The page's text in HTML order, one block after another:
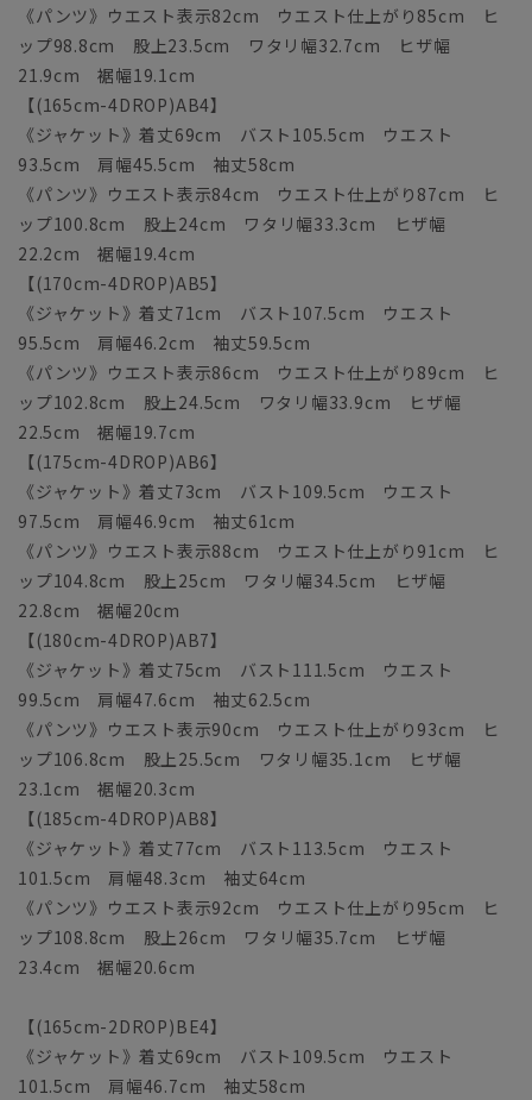
《パンツ》ウエスト表示82cm ウエスト仕上がり85cm ヒ
ップ98.8cm 股上23.5cm ワタリ幅32.7cm ヒザ幅
21.9cm 裾幅19.1cm
【(165cm-4DROP)AB4】
《ジャケット》着丈69cm バスト105.5cm ウエスト
93.5cm 肩幅45.5cm 袖丈58cm
《パンツ》ウエスト表示84cm ウエスト仕上がり87cm ヒ
ップ100.8cm 股上24cm ワタリ幅33.3cm ヒザ幅
22.2cm 裾幅19.4cm
【(170cm-4DROP)AB5】
《ジャケット》着丈71cm バスト107.5cm ウエスト
95.5cm 肩幅46.2cm 袖丈59.5cm
《パンツ》ウエスト表示86cm ウエスト仕上がり89cm ヒ
ップ102.8cm 股上24.5cm ワタリ幅33.9cm ヒザ幅
22.5cm 裾幅19.7cm
【(175cm-4DROP)AB6】
《ジャケット》着丈73cm バスト109.5cm ウエスト
97.5cm 肩幅46.9cm 袖丈61cm
《パンツ》ウエスト表示88cm ウエスト仕上がり91cm ヒ
ップ104.8cm 股上25cm ワタリ幅34.5cm ヒザ幅
22.8cm 裾幅20cm
【(180cm-4DROP)AB7】
《ジャケット》着丈75cm バスト111.5cm ウエスト
99.5cm 肩幅47.6cm 袖丈62.5cm
《パンツ》ウエスト表示90cm ウエスト仕上がり93cm ヒ
ップ106.8cm 股上25.5cm ワタリ幅35.1cm ヒザ幅
23.1cm 裾幅20.3cm
【(185cm-4DROP)AB8】
《ジャケット》着丈77cm バスト113.5cm ウエスト
101.5cm 肩幅48.3cm 袖丈64cm
《パンツ》ウエスト表示92cm ウエスト仕上がり95cm ヒ
ップ108.8cm 股上26cm ワタリ幅35.7cm ヒザ幅
23.4cm 裾幅20.6cm
【(165cm-2DROP)BE4】
《ジャケット》着丈69cm バスト109.5cm ウエスト
101.5cm 肩幅46.7cm 袖丈58cm